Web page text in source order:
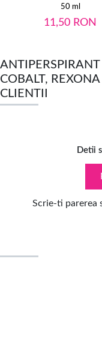
50 ml
11,50 RON
COBALT,
CLIENTII
Detii
Scrie-ti parerea